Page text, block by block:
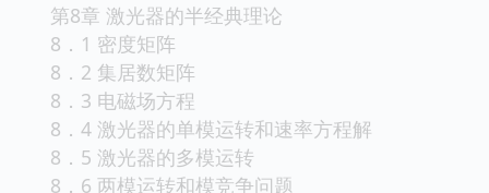
第8章 激光器的半经典理论
8．1 密度矩阵
8．2 集居数矩阵
8．3 电磁场方程
8．4 激光器的单模运转和速率方程解
8．5 激光器的多模运转
8．6 两模运转和模竞争问题